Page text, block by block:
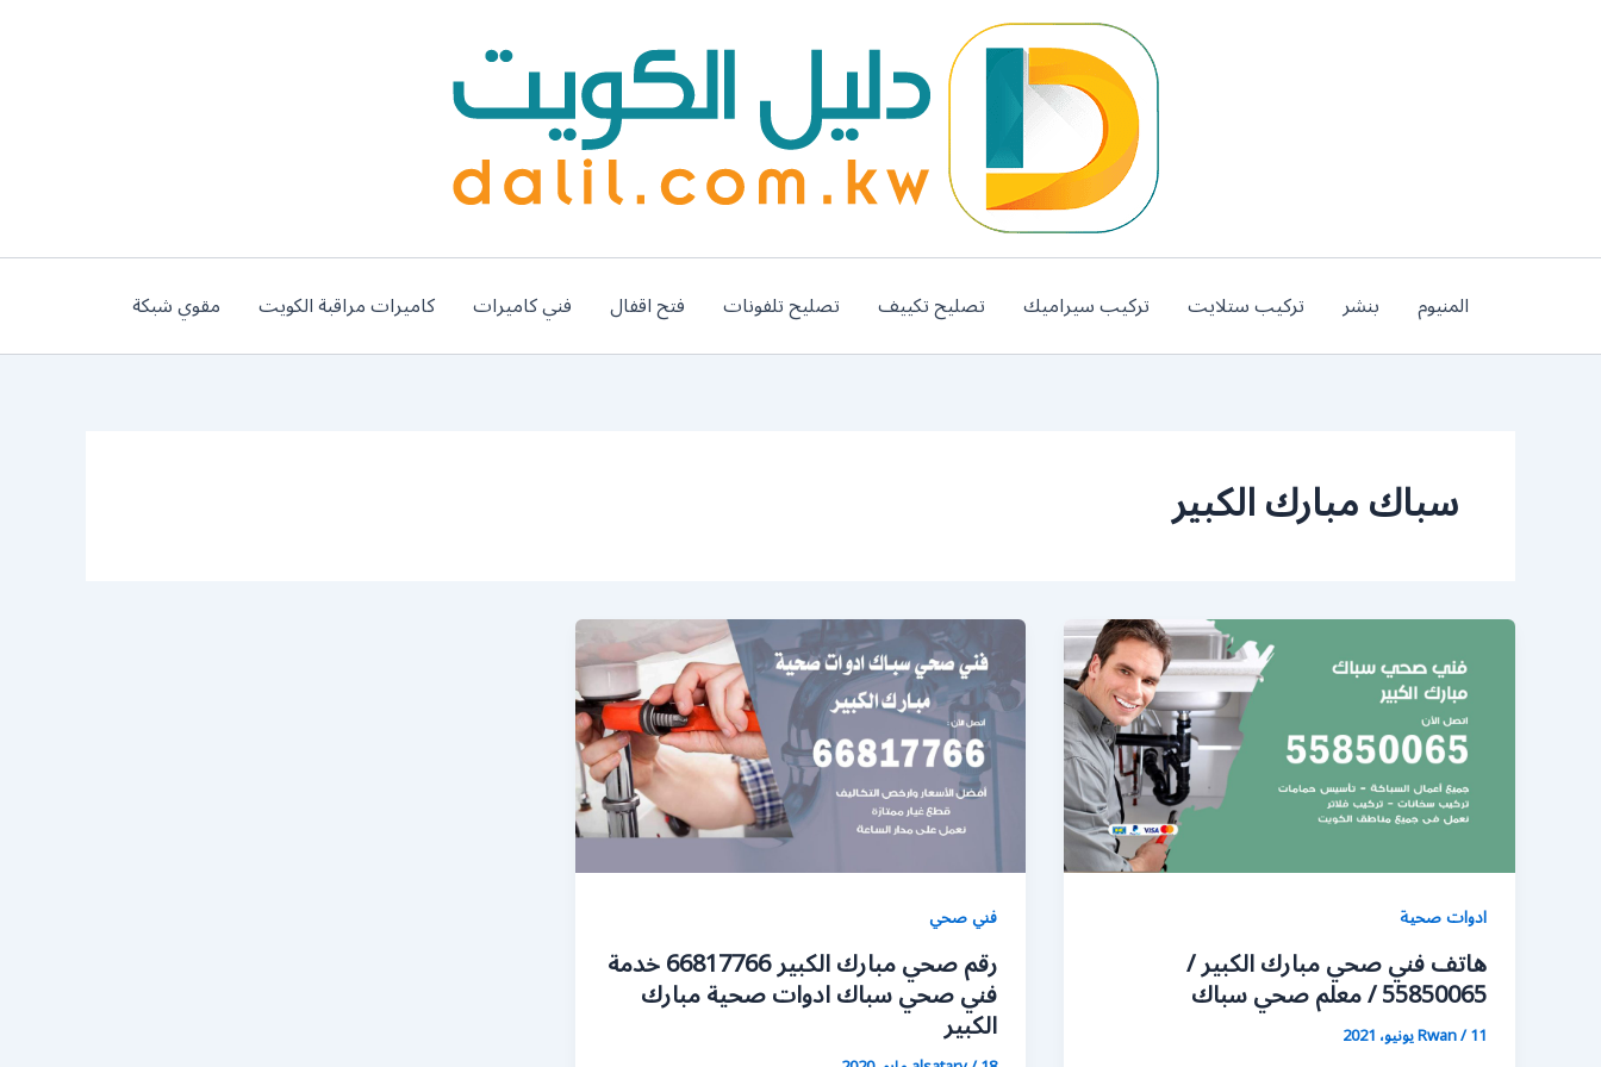
المنيوم بنشر تركيب ستلايت تركيب سيراميك تصليح تكييف تصليح تلفونات فتح اقفال فني كاميرات كاميرات مراقبة الكويت مقوي شبكة
سباك مبارك الكبير
ادوات صحية
هاتف فني صحي مبارك الكبير /
55850065 / معلم صحي سباك
Rwan/11 يونيو، 2021
فني صحي
رقم صحي مبارك الكبير 66817766 خدمة
فني صحي سباك ادوات صحية مبارك
الكبير